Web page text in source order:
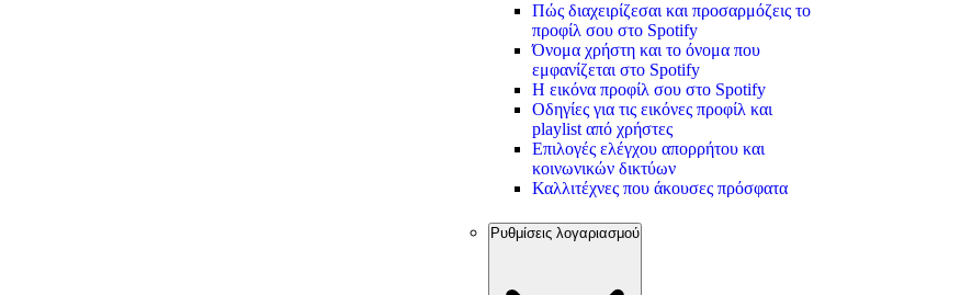
Πώς διαχειρίζεσαι και προσαρμόζεις το
προφίλ σου στο Spotify
Όνομα χρήστη και το όνομα που
εμφανίζεται στο Spotify
Η εικόνα προφίλ σου στο Spotify
Οδηγίες για τις εικόνες προφίλ και
playlist από χρήστες
Επιλογές ελέγχου απορρήτου και
κοινωνικών δικτύων
Καλλιτέχνες που άκουσες πρόσφατα
Ρυθμίσεις λογαριασμού